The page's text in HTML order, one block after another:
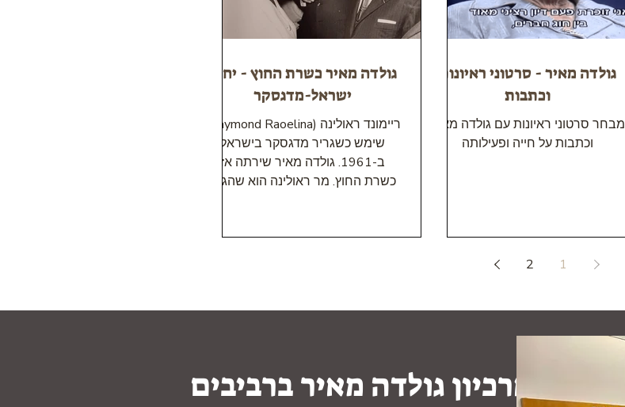
גולדה מאיר - סרטוני ראיונות
וכתבות
מבחר סרטוני ראיונות עם גולדה מאיר
וכתבות על חייה ופעילותה
גולדה מאיר כשרת החוץ - יחסי
ישראל-מדגסקר
שימש כשגריר מדגסקר בישראל
ב-1961. גולדה מאיר שירתה אז
כשרת החוץ. מר ראולינה הוא שהגיש
1
2
ארכיון גולדה מאיר ברביבים